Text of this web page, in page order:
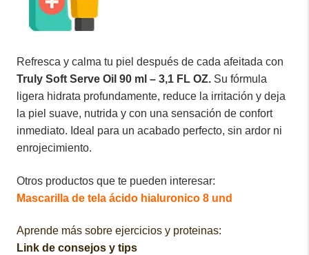
Refresca y calma tu piel después de cada afeitada con
Truly Soft Serve Oil 90 ml – 3,1 FL OZ. Su fórmula
ligera hidrata profundamente, reduce la irritación y deja
la piel suave, nutrida y con una sensación de confort
inmediato. Ideal para un acabado perfecto, sin ardor ni
enrojecimiento.
Otros productos que te pueden interesar:
Mascarilla de tela ácido hialuronico 8 und
Aprende más sobre ejercicios y proteinas:
Link de consejos y tips